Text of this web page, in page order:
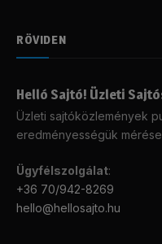
RÖVIDEN
Helló Sajtó! Üzleti
Üzleti sajtóközlemények
eredményességük
Ügyfélszolgálat:
+36 70/942-8269
hello@hellosajto.hu